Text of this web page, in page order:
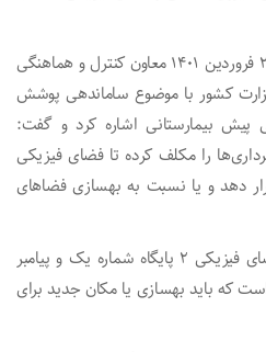
وی به نامه شماره ۱.۲۸۶ مورخه ۲۶ فروردین ۱۴۰۱ معاون کنترل و هماهنگی
کشور با موضوع ساماندهی پوشش
پیش بیمارستانی اشاره کرد و گفت:
را مکلف کرده تا فضای فیزیکی
در اختیار اورژانس ۱۱۵ قرار دهد و یا نسبت به بهسازی فضاهای
منتظری اضافه کرد: هم اکنون فضای فیزیکی ۲ پایگاه شماره یک و پیامبر
که باید بهسازی یا مکان جدید برای